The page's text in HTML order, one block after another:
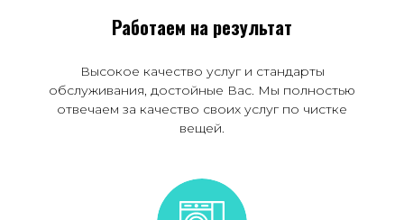
Работаем на результат
Высокое качество услуг и стандарты
обслуживания, достойные Вас. Мы полностью
отвечаем за качество своих услуг по чистке
вещей.